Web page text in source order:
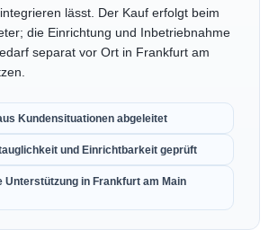
lässt. Der Kauf erfolgt beim
die Einrichtung und Inbetriebnahme
separat vor Ort in Frankfurt am
Kundensituationen abgeleitet
und Einrichtbarkeit geprüft
Unterstützung in Frankfurt am Main